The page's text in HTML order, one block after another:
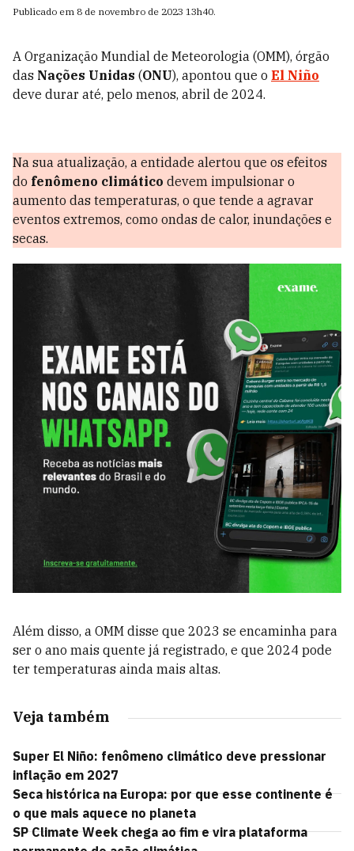
Publicado em 8 de novembro de 2023 13h40.
A Organização Mundial de Meteorologia (OMM), órgão
das Nações Unidas (ONU), apontou que o El Niño
deve durar até, pelo menos, abril de 2024.
Na sua atualização, a entidade alertou que os efeitos
do fenômeno climático devem impulsionar o
aumento das temperaturas, o que tende a agravar
eventos extremos, como ondas de calor, inundações e
secas.
Além disso, a OMM disse que 2023 se encaminha para
ser o ano mais quente já registrado, e que 2024 pode
ter temperaturas ainda mais altas.
Veja também
Super El Niño: fenômeno climático deve pressionar
inflação em 2027
Seca histórica na Europa: por que esse continente é
o que mais aquece no planeta
SP Climate Week chega ao fim e vira plataforma